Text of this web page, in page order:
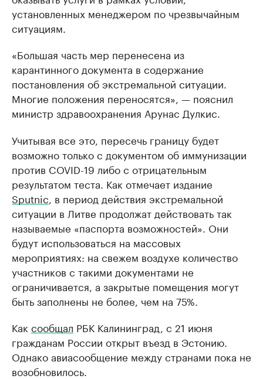
установленных менеджером по чрезвычайным
ситуациям.
«Большая часть мер перенесена из
карантинного документа в содержание
постановления об экстремальной ситуации.
Многие положения переносятся», — пояснил
министр здравоохранения Арунас Дулкис.
Учитывая все это, пересечь границу будет
возможно только с документом об иммунизации
против COVID-19 либо с отрицательным
результатом теста. Как отмечает издание
Sputnic , в период действия экстремальной
ситуации в Литве продолжат действовать так
называемые «паспорта возможностей». Они
будут использоваться на массовых
мероприятиях: на свежем воздухе количество
участников с такими документами не
ограничивается, а закрытые помещения могут
быть заполнены не более, чем на 75%.
Как сообщал РБК Калининград, с 21 июня
гражданам России открыт въезд в Эстонию.
Однако авиасообщение между странами пока не
возобновилось.